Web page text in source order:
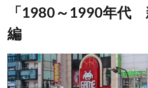
「1980～1990年代
編